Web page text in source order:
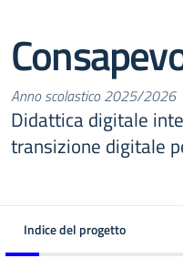
Anno scolastico 2025/2026
Didattica digitale
transizione digitale
Indice del progetto